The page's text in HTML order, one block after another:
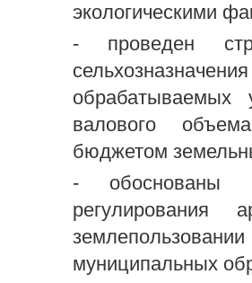
экологическими
- проведен
обрабатываемых
валового
бюджетом
- обоснованы
регулирования
муниципальных